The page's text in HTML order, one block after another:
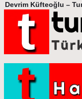
Devrim Küfteoğlu –